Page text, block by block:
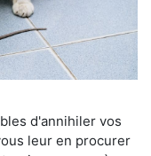
d'annihiler vos
leur en procurer